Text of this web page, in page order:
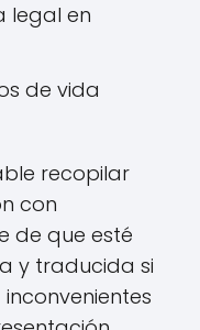
legal en
de vida
recopilar
con
de que esté
y traducida si